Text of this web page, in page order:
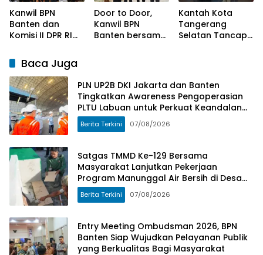
Keandalan
Pasokan Listrik
Umbele
Kanwil BPN
Banten dan
Komisi II DPR RI
Program
Kementerian
ATR/BPN
Door to Door,
Kanwil BPN
Banten bersama
Kepada
Masyarakat
Kantah Kota
Tangerang
Selatan Tancap
Terjadwal
Baca Juga
PLN UP2B DKI Jakarta dan Banten
Tingkatkan Awareness Pengoperasian
PLTU Labuan untuk Perkuat Keandalan
Pasokan Listrik
Berita Terkini 07/08/2026
Satgas TMMD Ke-129 Bersama
Masyarakat Lanjutkan Pekerjaan
Program Manunggal Air Bersih di Desa
Umbele
Berita Terkini 07/08/2026
Entry Meeting Ombudsman 2026, BPN
Banten Siap Wujudkan Pelayanan Publik
yang Berkualitas Bagi Masyarakat